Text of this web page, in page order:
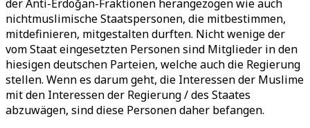
der Anti-Erdoğan-Fraktionen herangezogen wie auch
nichtmuslimische Staatspersonen, die mitbestimmen,
mitdefinieren, mitgestalten durften. Nicht wenige der
vom Staat eingesetzten Personen sind Mitglieder in den
hiesigen deutschen Parteien, welche auch die Regierung
stellen. Wenn es darum geht, die Interessen der Muslime
mit den Interessen der Regierung / des Staates
abzuwägen, sind diese Personen daher befangen.